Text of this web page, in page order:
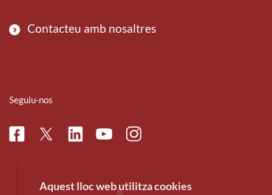
Contacteu amb nosaltres
Seguiu-nos
FacebookTwitterLinkedinYoutubeInstagram
Aquest lloc web utilitza cookies